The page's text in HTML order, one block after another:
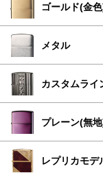
ゴールド(金
メタル
カスタムライ
プレーン(無
レプリカモ